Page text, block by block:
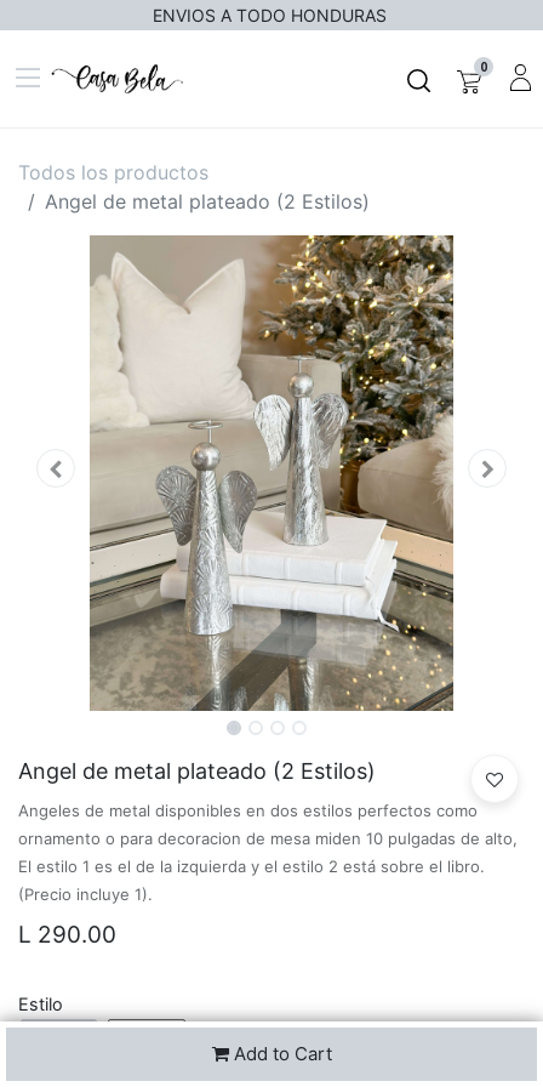
ENVIOS A TODO HONDURAS
0
Todos los productos
Angel de metal plateado (2 Estilos)
Angel de metal plateado (2 Estilos)
Angeles de metal disponibles en dos estilos perfectos como
ornamento o para decoracion de mesa miden 10 pulgadas de alto,
El estilo 1 es el de la izquierda y el estilo 2 está sobre el libro.
(Precio incluye 1).
L 290.00
Estilo
Add to Cart